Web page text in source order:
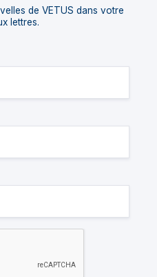
de VETUS dans votre
lettres.